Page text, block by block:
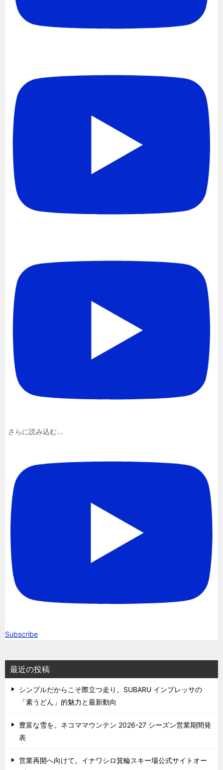
さらに読み込む...
Subscribe
最近の投稿
シンプルだからこそ際立つ走り。SUBARU インプレッサの
「素うどん」的魅力と最新動向
豊富な雪を。ネコママウンテン 2026-27 シーズン営業期間発
表
営業再開へ向けて。イナワシロ箕輪スキー場公式サイトオー